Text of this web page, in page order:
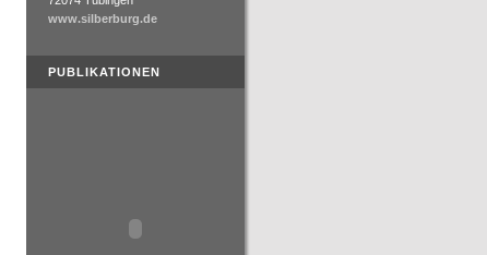
www.silberburg.de
PUBLIKATIONEN